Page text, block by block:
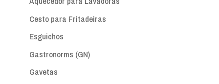
Cesto para Fritadeiras
Esguichos
Gastronorms (GN)
Gavetas